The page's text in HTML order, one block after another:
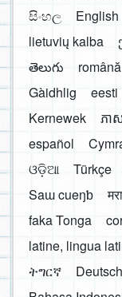
සිංහල
English
lietuvių kalba
తెలుగు
română
Gàidhlig
eesti
Kernewek
ភាស
español
ଓଡ଼ିଆ
Türkçe
Saɯ cueŋƅ
faka Tonga
latine, lingua
ትግርኛ
Deutsch